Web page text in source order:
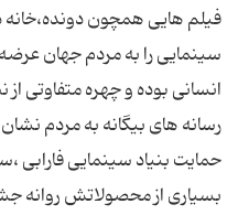
فیلم هایی همچون
سینمایی را به مردم جهان
انسانی بوده و چهره متفاوتی
رسانه های بیگانه به مردم نشان
حمایت بنیاد سینمایی فارابی
بسیاری از محصولاتش روانه